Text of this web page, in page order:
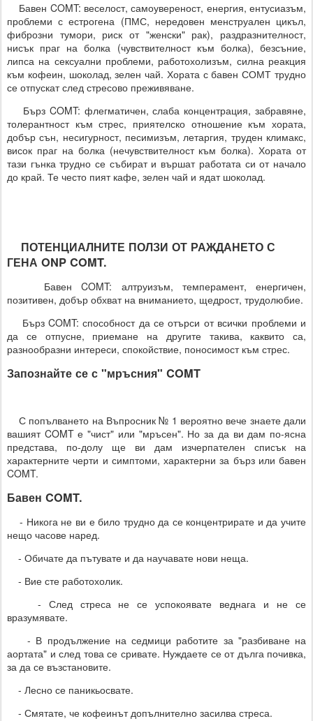
Бавен COMT: веселост, самоувереност, енергия, ентусиазъм,
проблеми с естрогена (ПМС, нередовен менструален цикъл,
фиброзни тумори, риск от "женски" рак), раздразнителност,
нисък праг на болка (чувствителност към болка), безсъние,
липса на сексуални проблеми, работохолизъм, силна реакция
към кофеин, шоколад, зелен чай. Хората с бавен СОМТ трудно
се отпускат след стресово преживяване.
Бърз COMT: флегматичен, слаба концентрация, забравяне,
толерантност към стрес, приятелско отношение към хората,
добър сън, несигурност, песимизъм, летаргия, труден климакс,
висок праг на болка (нечувствителност към болка). Хората от
тази гънка трудно се събират и вършат работата си от начало
до край. Те често пият кафе, зелен чай и ядат шоколад.
ПОТЕНЦИАЛНИТЕ ПОЛЗИ ОТ РАЖДАНЕТО С
ГЕНА ONP COMT.
Бавен COMT: алтруизъм, темперамент, енергичен,
позитивен, добър обхват на вниманието, щедрост, трудолюбие.
Бърз COMT: способност да се отърси от всички проблеми и
да се отпусне, приемане на другите такива, каквито са,
разнообразни интереси, спокойствие, поносимост към стрес.
Запознайте се с "мръсния" COMT
С попълването на Въпросник № 1 вероятно вече знаете дали
вашият COMT е "чист" или "мръсен". Но за да ви дам по-ясна
представа, по-долу ще ви дам изчерпателен списък на
характерните черти и симптоми, характерни за бърз или бавен
COMT.
Бавен COMT.
- Никога не ви е било трудно да се концентрирате и да учите
нещо часове наред.
- Обичате да пътувате и да научавате нови неща.
- Вие сте работохолик.
- След стреса не се успокоявате веднага и не се
вразумявате.
- В продължение на седмици работите за "разбиване на
аортата" и след това се сривате. Нуждаете се от дълга почивка,
за да се възстановите.
- Лесно се паникьосвате.
- Смятате, че кофеинът допълнително засилва стреса.